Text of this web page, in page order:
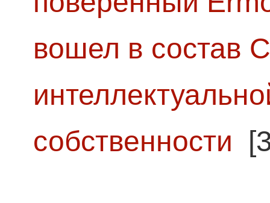
вошел в состав
собственности